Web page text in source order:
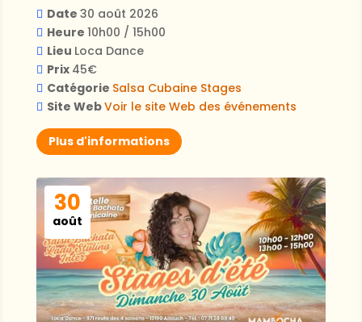
Date 30 août 2026
Heure 10h00 / 15h00
Lieu Loca Dance
Prix 45€
Catégorie Salsa Cubaine Stages
Site WebVoir le site Web des événements
Plus d'informations
30
août